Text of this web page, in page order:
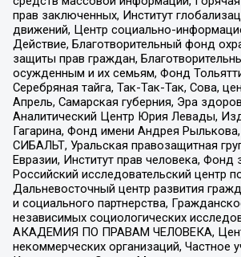
прав заключенных, Институт
движений, Центр социально-
Действие, Благотворительный фонд
защиты прав граждан,
осужденным и их семьям, Фонд
Серебряная тайга, Так-Так-Так, Сова,
Апрель, Самарская губерния, Эра
Аналитический Центр Юрия Левады,
Гагарина, Фонд имени Андрея
СИБАЛЬТ, Уральская правозащитная
Евразии, Институт прав человека, Фонд
Российский исследовательский центр
Дальневосточный центр развития
и социального партнерства,
независимых социологических
АКАДЕМИЯ ПО ПРАВАМ ЧЕЛОВЕКА,
некоммерческих организаций, Частное